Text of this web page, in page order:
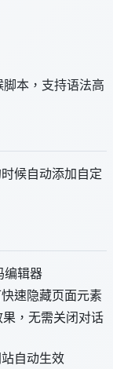
脚本，支持语法高
候自动添加自定
编辑器
速隐藏页面元素
果，无需关闭对话
自动生效